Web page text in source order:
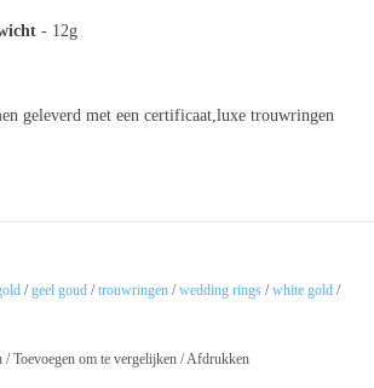
- 12g
geleverd met een certificaat,luxe trouwringen
/geel goud /trouwringen /wedding rings /white gold /
/Toevoegen om te vergelijken /Afdrukken